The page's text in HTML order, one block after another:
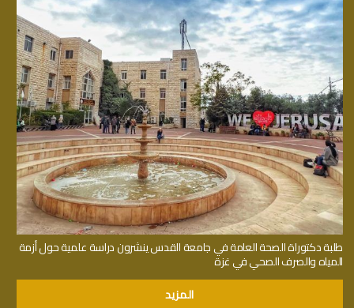
طلبة دكتوراة الصحة العامة في جامعة القدس ينشرون دراسة علمية حول أزمة
المياه والصرف الصحي في غزة
المزيد